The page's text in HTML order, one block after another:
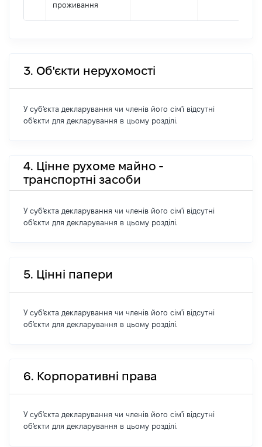
проживання
3. Об'єкти нерухомості
У суб'єкта декларування чи членів його сім'ї відсутні
об'єкти для декларування в цьому розділі.
4. Цінне рухоме майно -
транспортні засоби
У суб'єкта декларування чи членів його сім'ї відсутні
об'єкти для декларування в цьому розділі.
5. Цінні папери
У суб'єкта декларування чи членів його сім'ї відсутні
об'єкти для декларування в цьому розділі.
6. Корпоративні права
У суб'єкта декларування чи членів його сім'ї відсутні
об'єкти для декларування в цьому розділі.